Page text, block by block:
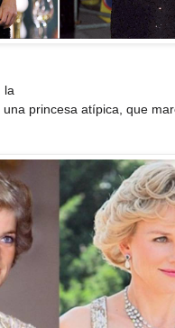
la
princesa atípica, que